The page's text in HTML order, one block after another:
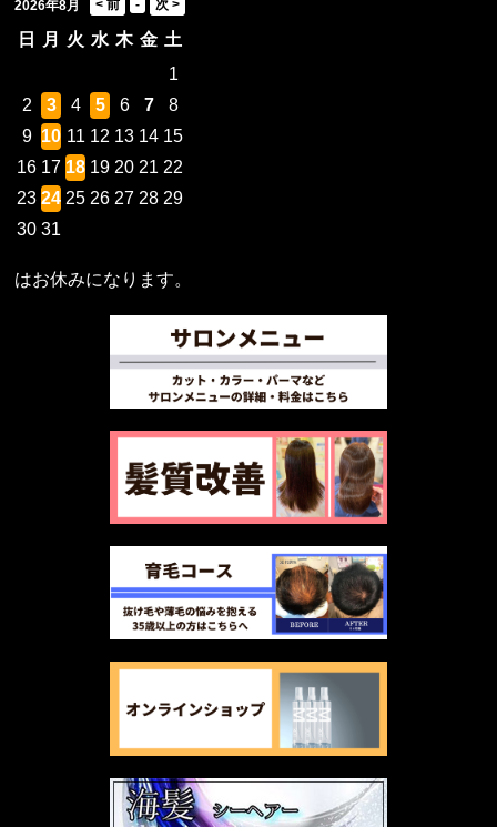
2026年8月
日 月 火 水 木 金 土
1
2
3 4 5 6 7
8
9 10 11 12 13 14 15
16 17 18 19 20 21 22
23 24 25 26 27 28 29
30 31
はお休みになります。